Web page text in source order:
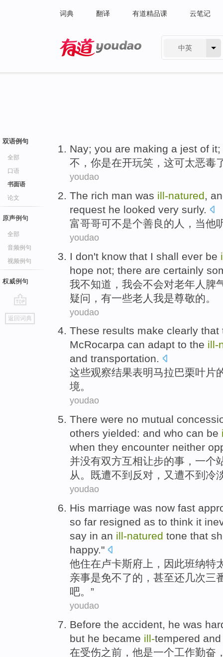
词典 翻译 有道精品课 云笔记
中英
双语例句
全部
口语
书面语
论文
原声例句
全部
音频例句
视频例句
权威例句
go
top
返回词典
Nay; you are making a jest of it;
不 ， 你是在开玩笑 ， 这可太恶毒
youdao
The rich man was ill-natured,
request he looked very surly.
富哥哥可不是个善良的人， 当他
youdao
I don't know that I shall ever be
hope not; there are certainly
我不知道 ， 我会不会对老年人
疑问，有一些老人 我是尊敬的。
youdao
These results make clearly
McRocarpa can adapt to the ill-
and transportation.
这些观察结果表明马拉巴栗叶片
境。
youdao
There were no mutual
others yielded: and who can be
when they encounter neither
并没有双方互相让步的事， 一个
从。
既遭不到反对， 又 遭不到冷
youdao
His marriage was now fast
so far resigned as to think it
say in an ill-natured tone that
happy."
他住在卢卡斯府上，因此班纳特
亲事是免不了的， 甚至还几次三
吧。”
youdao
Before the accident, he was
but he became ill-tempered
在受伤之前 ， 他是一个工作勤奋